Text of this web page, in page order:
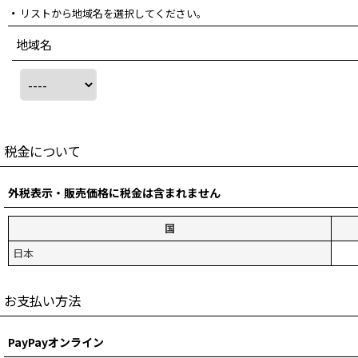
リストから地域名を選択してください。
地域名
税金について
外税表示・販売価格に税金は含まれません
国
日本
お支払い方法
PayPayオンライン